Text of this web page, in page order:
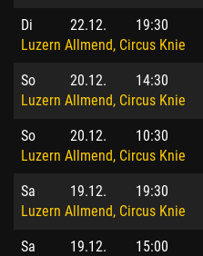
Di 22.12.
19:30
Luzern Allmend, Circus Knie
So 20.12.
14:30
Luzern Allmend, Circus Knie
So 20.12.
10:30
Luzern Allmend, Circus Knie
Sa 19.12.
19:30
Luzern Allmend, Circus Knie
Sa 19.12.
15:00